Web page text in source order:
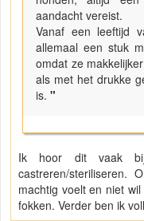
aandacht vereist.
Vanaf een leeftijd
allemaal een stuk
omdat ze
als met het drukke
is. "
Ik hoor dit vaak bij
castreren/steriliseren.
machtig voelt en niet
fokken. Verder ben ik